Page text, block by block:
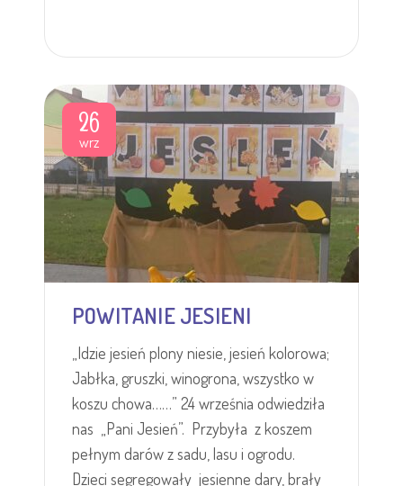
26
wrz
POWITANIE JESIENI
„Idzie jesień plony niesie, jesień kolorowa;
Jabłka, gruszki, winogrona, wszystko w
koszu chowa……” 24 września odwiedziła
nas „Pani Jesień”. Przybyła z koszem
pełnym darów z sadu, lasu i ogrodu.
Dzieci segregowały jesienne dary, brały